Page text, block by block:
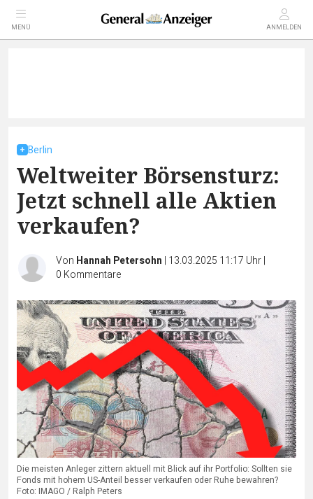
MENÜ ANMELDEN
Berlin
Weltweiter Börsensturz:
Jetzt schnell alle Aktien
verkaufen?
Von Hannah Petersohn | 13.03.2025 11:17 Uhr|
0 Kommentare
Die meisten Anleger zittern aktuell mit Blick auf ihr Portfolio: Sollten sie
Fonds mit hohem US-Anteil besser verkaufen oder Ruhe bewahren?
Foto: IMAGO / Ralph Peters